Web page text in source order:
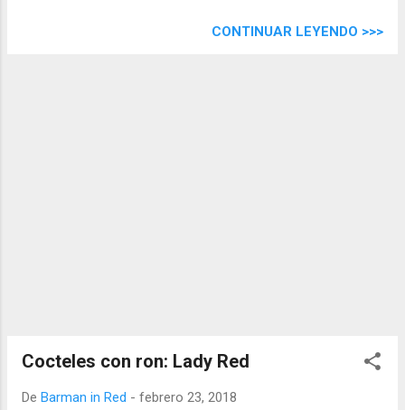
CONTINUAR LEYENDO >>>
Cocteles con ron: Lady Red
De Barman in Red - febrero 23, 2018